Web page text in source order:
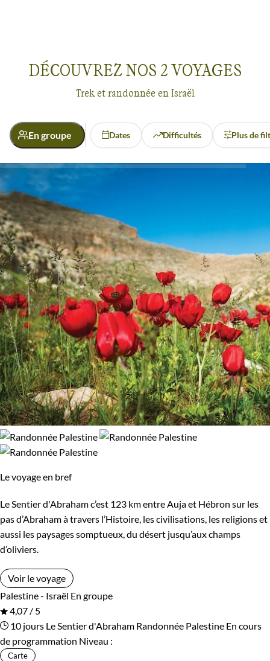
VoyagesIsraël
dans le ciel bleu, vos randonnéesdans le désert de Néguev
seront spectaculaires et teintées d’histoire. Alternativement,
du désert de Judée
, dans des paysages impressionnants
dominantla mer Morte .
La baignade dans ces eaux extrêmement salées, où la
flottaison est exceptionnelle, se révèlera une expérience
unique. Vous découvrirez aussi l’extraordinaire ruine du site
de Massada, forteresse impressionnante dominant les eaux et
le désert, témoignage d’une histoire agitée depuis des
siècles.
Nos équipes spécialisées vous feront également découvrirla
ville sainte de Jérusalem, son immense patrimoine religieux
entre christianisme, judaïsme et islam, et les trésors de cette
cité millénaires.Mur des Lamentations, esplanade des
Mosquées, Saint-Sépulcreet bien d’autres grands sites
religieux se découvriront au rythme de la marche citadine.
Nous vous emmènerons à la rencontre des habitants,
Israéliens et Palestiniens, de cette terre de contrastes.
Enfin,les collines de Bethléem, les hauteurs d’Hébron et la
vie en Cisjordanie
la Palestine sur nos
Guide de voyage Israël
DÉCOUVREZ NOS 2VOYAGES
Trek et randonnée en Israël
En groupe Dates Difficultés Plus de
Confort
Refuge, gîte, dortoir
Le voyage en bref
Le Sentier d'Abraham c’est 123 km entre Auja et Hébron sur les
pas d’Abraham à travers l’Histoire, les civilisations, les religions et
aussi les paysages somptueux, du désert jusqu’aux champs
d’oliviers.
Voir le voyage
Palestine - Israël En groupe
4,07 / 5
10 jours Le Sentier d'Abraham Randonnée Palestine En cours
de programmation Niveau :
Carte